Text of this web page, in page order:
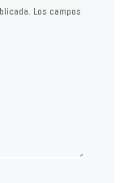
Los campos